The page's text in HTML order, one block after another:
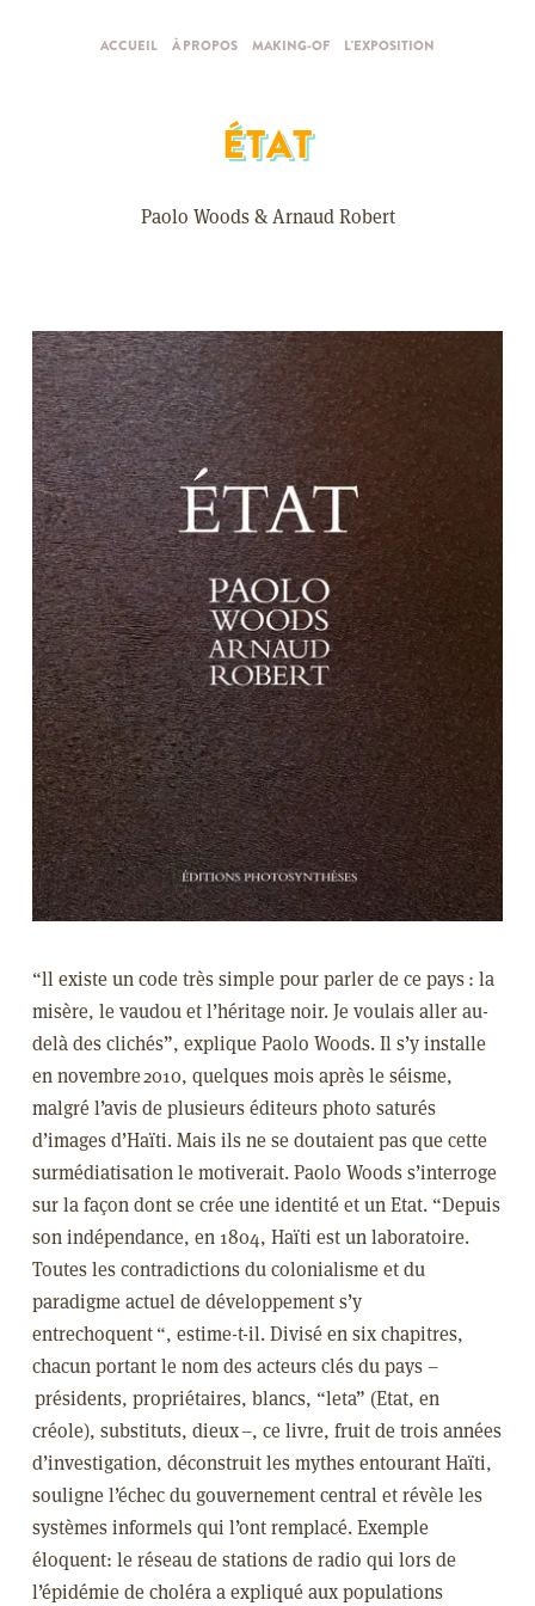
ACCUEIL À PROPOS MAKING-OF L'EXPOSITION
ÉTAT
Paolo Woods & Arnaud Robert
“ll existe un code très simple pour parler de ce pays: la
misère, le vaudou et l’héritage noir. Je voulais aller au-
delà des clichés”, explique Paolo Woods. Il s’y installe
en novembre2010, quelques mois après le séisme,
malgré l’avis de plusieurs éditeurs photo saturés
d’images d’Haïti. Mais ils ne se doutaient pas que cette
surmédiatisation le motiverait. Paolo Woods s’interroge
sur la façon dont se crée une identité et un Etat. “Depuis
son indépendance, en 1804, Haïti est un laboratoire.
Toutes les contradictions du colonialisme et du
paradigme actuel de développement s’y
entrechoquent“, estime-t-il. Divisé en six chapitres,
chacun portant le nom des acteurs clés du pays –
présidents, propriétaires, blancs, “leta” (Etat, en
créole), substituts, dieux–, ce livre, fruit de trois années
d’investigation, déconstruit les mythes entourant Haïti,
souligne l’échec du gouvernement central et révèle les
systèmes informels qui l’ont remplacé. Exemple
éloquent: le réseau de stations de radio qui lors de
l’épidémie de choléra a expliqué aux populations